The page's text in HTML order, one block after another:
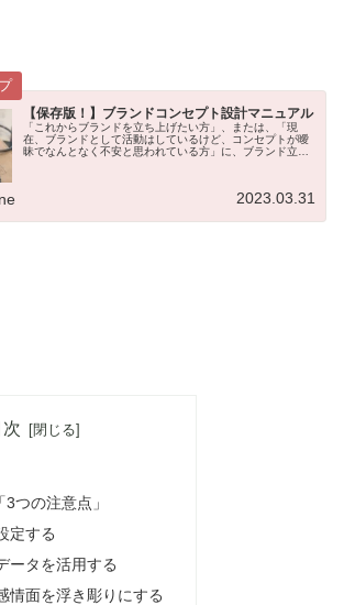
【保存版！】ブランドコンセプト設計マニュアル
「これからブランドを立ち上げたい方」、または、「現
在、ブランドとして活動はしているけど、コンセプトが曖
昧でなんとなく不安と思われている方」に、ブランド立ち
2023.03.31
次
つの注意点」
定する
ータを活用する
情面を浮き彫りにする